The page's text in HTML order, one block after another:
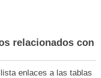
relacionados con
enlaces a las tablas